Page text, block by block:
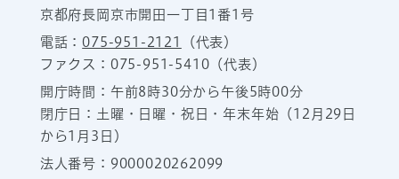
京都府長岡京市開田一丁目1番1号
電話：075-951-2121
（代表）
ファクス：075-951-5410（代表）
開庁時間：午前8時30分から午後5時00分
閉庁日：土曜・日曜・祝日・年末年始（12月29日
から1月3日）
法人番号：9000020262099